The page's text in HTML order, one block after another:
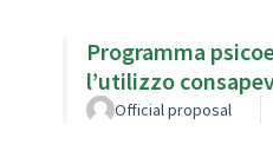
Programma
l’utilizzo
Official proposal